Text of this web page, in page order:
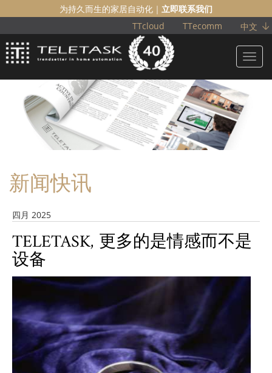
为持久而生的家居自动化｜ 立即联系我们
中文
TTecomm
TTcloud
新闻快讯
四月 2025
TELETASK, 更多的是情感而不是
设备